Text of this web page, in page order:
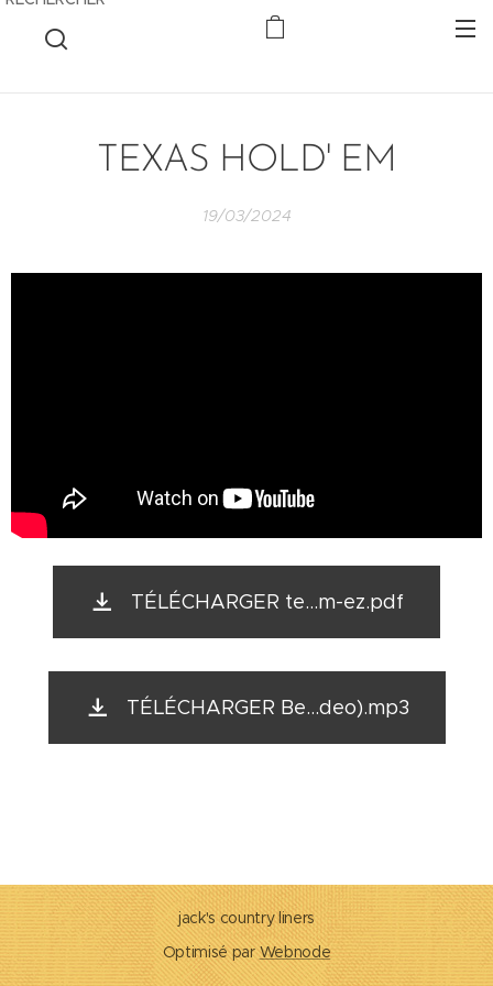
TEXAS HOLD' EM
19/03/2024
TÉLÉCHARGER te...m-ez.pdf
TÉLÉCHARGER Be...deo).mp3
jack's country liners
Optimisé parWebnode